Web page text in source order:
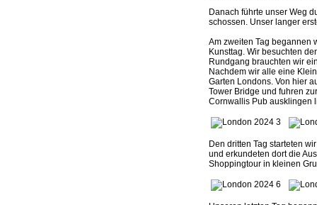
Danach führte unser Weg
schossen. Unser langer
Am zweiten Tag begannen
Kunsttag. Wir besuchten
Rundgang brauchten wir
Nachdem wir alle eine
Garten Londons. Von hier
Tower Bridge und fuhren
Cornwallis Pub ausklingen
Den dritten Tag starteten
und erkundeten dort die
Shoppingtour in kleinen